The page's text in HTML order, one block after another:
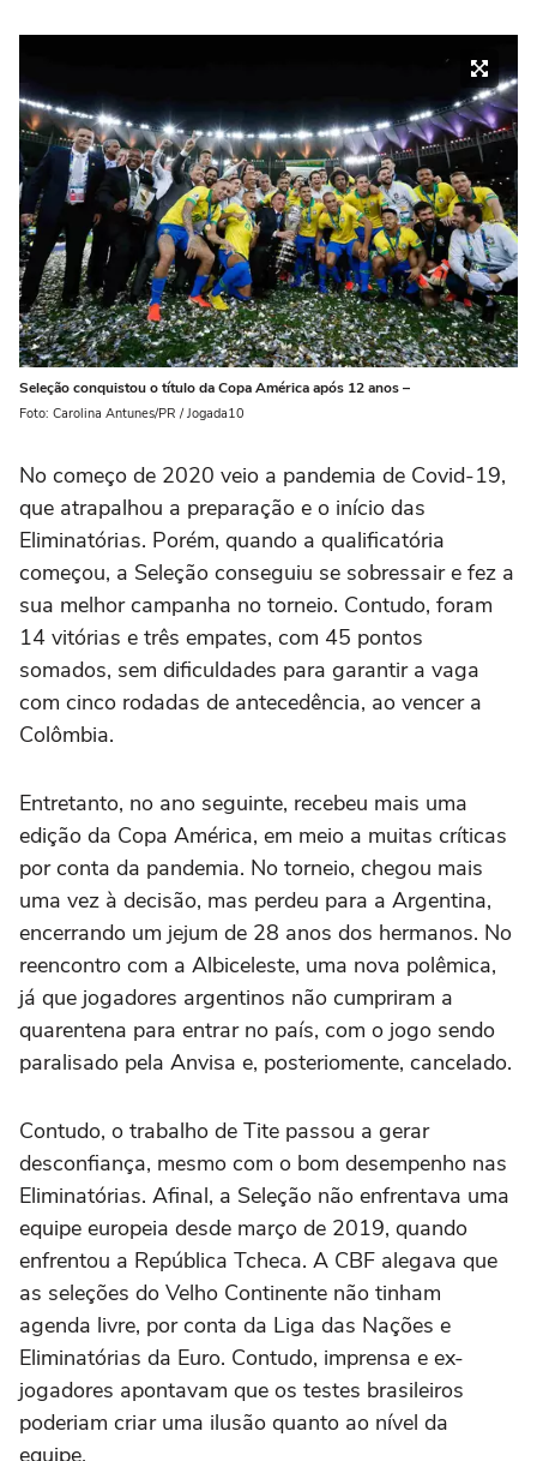
Seleção conquistou o título da Copa América após 12 anos –
Foto: Carolina Antunes/PR / Jogada10
No começo de 2020 veio a pandemia de Covid-19,
que atrapalhou a preparação e o início das
Eliminatórias. Porém, quando a qualificatória
começou, a Seleção conseguiu se sobressair e fez a
sua melhor campanha no torneio. Contudo, foram
14 vitórias e três empates, com 45 pontos
somados, sem dificuldades para garantir a vaga
com cinco rodadas de antecedência, ao vencer a
Colômbia.
Entretanto, no ano seguinte, recebeu mais uma
edição da Copa América, em meio a muitas críticas
por conta da pandemia. No torneio, chegou mais
uma vez à decisão, mas perdeu para a Argentina,
encerrando um jejum de 28 anos dos hermanos. No
reencontro com a Albiceleste, uma nova polêmica,
já que jogadores argentinos não cumpriram a
quarentena para entrar no país, com o jogo sendo
paralisado pela Anvisa e, posteriomente, cancelado.
Contudo, o trabalho de Tite passou a gerar
desconfiança, mesmo com o bom desempenho nas
Eliminatórias. Afinal, a Seleção não enfrentava uma
equipe europeia desde março de 2019, quando
enfrentou a República Tcheca. A CBF alegava que
as seleções do Velho Continente não tinham
agenda livre, por conta da Liga das Nações e
Eliminatórias da Euro. Contudo, imprensa e ex-
jogadores apontavam que os testes brasileiros
poderiam criar uma ilusão quanto ao nível da
equipe.